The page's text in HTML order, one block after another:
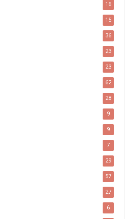
16
15
36
23
23
62
28
9
9
7
29
57
27
6